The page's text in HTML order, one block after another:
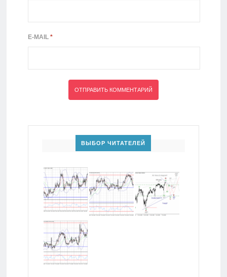
E-MAIL *
ВЫБОР ЧИТАТЕЛЕЙ